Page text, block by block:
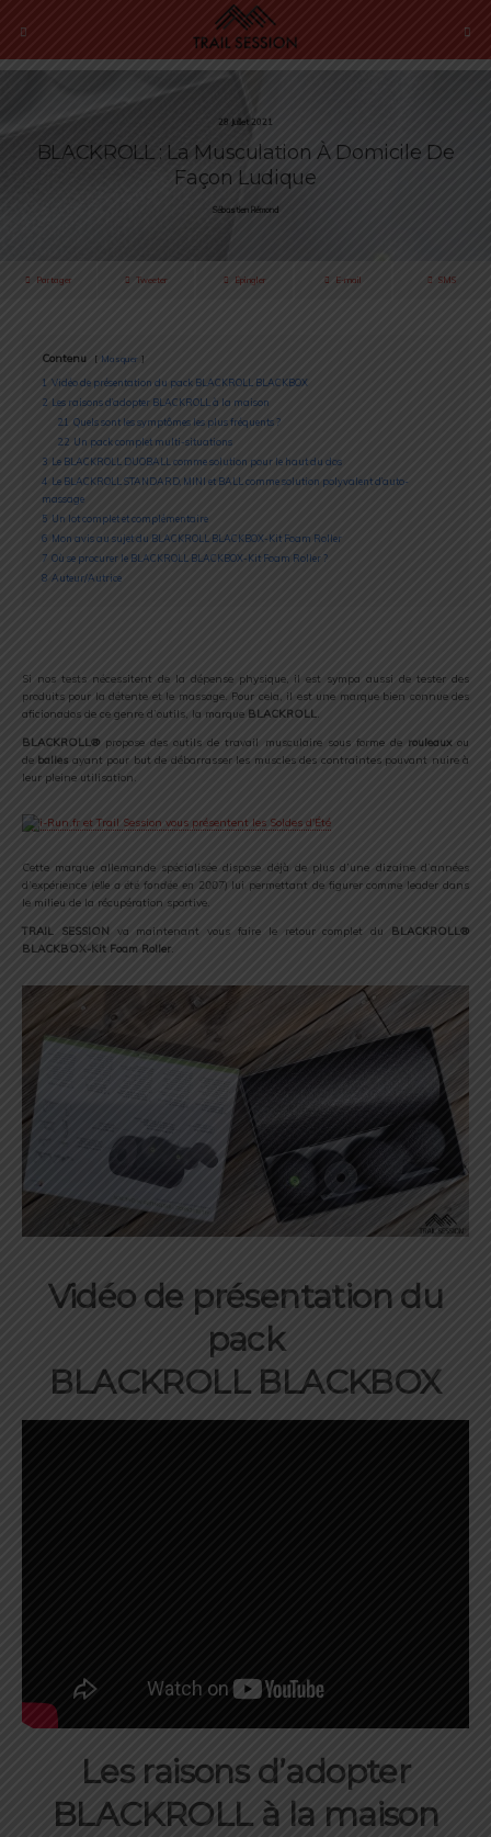
28 Juillet 2021
BLACKROLL : La Musculation À Domicile De
Façon Ludique
Sébastien Rémond
Partager Tweeter Épingler E-mail SMS
Contenu Masquer
1 Vidéo de présentation du pack BLACKROLL BLACKBOX
2 Les raisons d’adopter BLACKROLL à la maison
2.1 Quels sont les symptômes les plus fréquents ?
2.2 Un pack complet multi-situations
3 Le BLACKROLL DUOBALL comme solution pour le haut du dos
4 Le BLACKROLL STANDARD, MINI et BALL comme solution polyvalent d’auto-
massage
5 Un lot complet et complémentaire
6 Mon avis au sujet du BLACKROLL BLACKBOX-Kit Foam Roller
7 Où se procurer le BLACKROLL BLACKBOX-Kit Foam Roller ?
8 Auteur/Autrice
Si nos tests nécessitent de la dépense physique, il est sympa aussi de tester des
produits pour la détente et le massage. Pour cela, il est une marque bien connue des
aficionados de ce genre d’outils, la marque BLACKROLL.
BLACKROLL® propose des outils de travail musculaire sous forme de rouleauxou
de balles ayant pour but de débarrasser les muscles des contraintes pouvant nuire à
leur pleine utilisation.
Cette marque allemande spécialisée dispose déjà de plus d’une dizaine d’années
d’expérience (elle a été fondée en 2007) lui permettant de figurer comme leader dans
le milieu de la récupération sportive.
TRAIL SESSION va maintenant vous faire le retour complet du BLACKROLL®
BLACKBOX-Kit Foam Roller.
Vidéo de présentation du
pack
BLACKROLL BLACKBOX
Les raisons d’adopter
BLACKROLLà la maison